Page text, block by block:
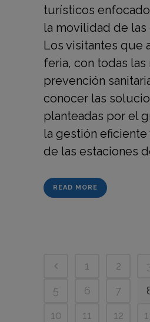
turísticos
la movilidad de las
Los visitantes que
feria, con todas
prevención
conocer las
planteadas por el
la gestión
de las estaciones
READ MORE
1 2
5
6 7
10
11 12